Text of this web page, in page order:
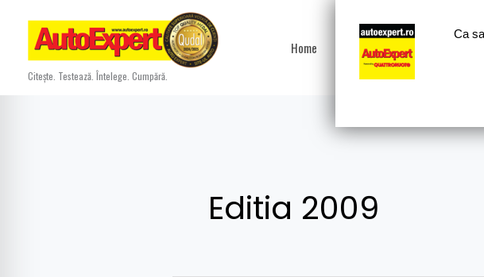
content
Citește. Testează. Întelege. Cumpără.
Home Test drive
Editia 2009
Ca